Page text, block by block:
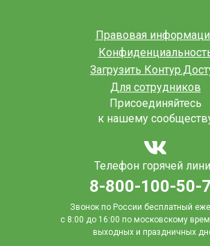
Правовая
Загрузить
Для сотрудников
Присоединяйтесь
к нашему
Телефон горячей
8-800-100-50-
Звонок по России бесплатный
с 8:00 до 16:00 по московскому
выходных и праздничных